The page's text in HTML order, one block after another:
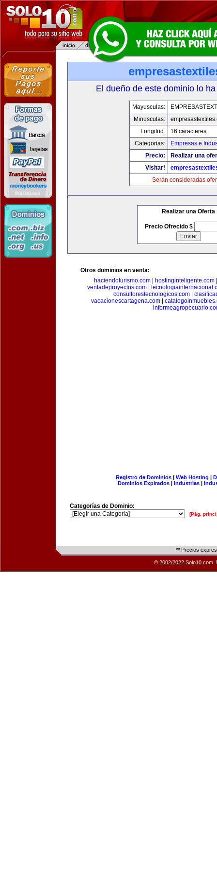
El dueño de este dominio lo
Mayusculas:
Minusculas:
Longitud:
16 caracteres
Categorias:
Empresas e
Precio:
Realizar una
Visitar!
Serán consideradas
Realizar una Oferta
Precio Ofrecido $
Otros dominios en venta:
haciendoturismo.com
hostinginteligente.com
ventadeproyectos.com|
consultorestecnologicos.com
vacacionescartagena.com
Registro de Dominios| Web Hosting |
Dominios Expirados | Industrias |
Categorías de Dominio:
[Pág.
** Precios
© 2002/2022 Solo10.com